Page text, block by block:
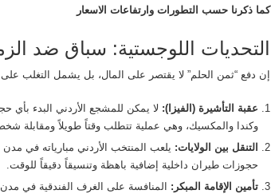
كما ذكرنا حسب التطورات وارتفاعات الاسعار
التحديات اللوجستية: سباق ضد
إن دفع “ثمن الحلم” لا يقتصر على المال، بل يشمل التغلب
عقبة التأشيرة (الفيزا): لا يمكن للمشجع الأردني البدء بأي
وكندا والمكسيك، وهي عملية تتطلب وقتاً طويلاً ومقابلة
التنقل بين الولايات: يلعب المنتخب الأردني مبارياته في
حجوزات طيران داخلية إضافية باهظة وتنسيقاً دقيقاً للوقت.
تأمين الإقامة المبكر: المنافسة على الغرف الفندقية في